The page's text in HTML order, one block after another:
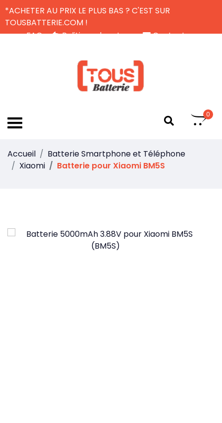
*ACHETER AU PRIX LE PLUS BAS ? C'EST SUR
TOUSBATTERIE.COM !
FAQ
Politique de retour
Contactez-nous
0
Accueil
Batterie Smartphone et Téléphone
Xiaomi
Batterie pour Xiaomi BM5S